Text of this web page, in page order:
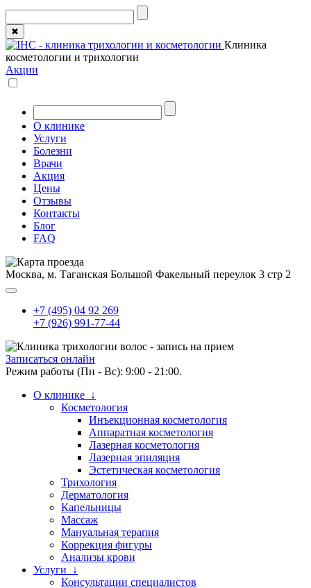
✖
Клиника
косметологии и трихологии
Акции
О клинике
Услуги
Болезни
Врачи
Акция
Цены
Отзывы
Контакты
Блог
FAQ
Москва, м. Таганская Большой Факельный переулок 3 стр 2
+7 (495) 04 92 269
+7 (926) 991-77-44
Записаться онлайн
Режим работы (Пн - Вс): 9:00 - 21:00.
О клинике ↓
Косметология
Инъекционная косметология
Аппаратная косметология
Лазерная косметология
Лазерная эпиляция
Эстетическая косметология
Трихология
Дерматология
Капельницы
Массаж
Мануальная терапия
Коррекция фигуры
Анализы крови
Услуги ↓
Консультации специалистов